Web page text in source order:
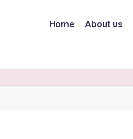
Home About us